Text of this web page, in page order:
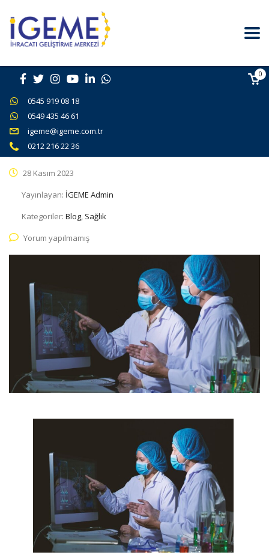
0545 919 08 18
0549 435 46 61
igeme@igeme.com.tr
0212 216 22 36
0
28 Kasım 2023
Yayınlayan: İGEME Admin
Kategoriler: Blog, Sağlık
Yorum yapılmamış